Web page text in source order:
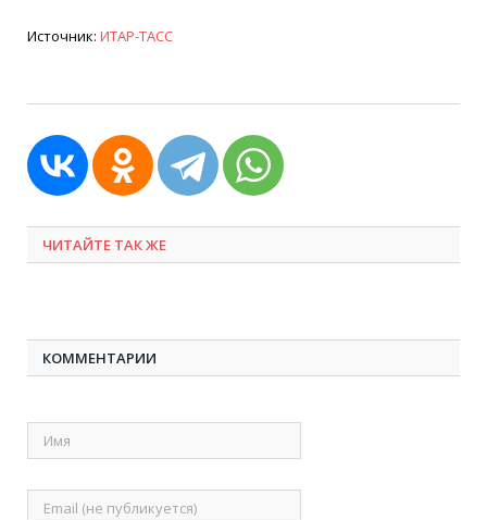
Источник: ИТАР-ТАСС
ЧИТАЙТЕ ТАК ЖЕ
КОММЕНТАРИИ